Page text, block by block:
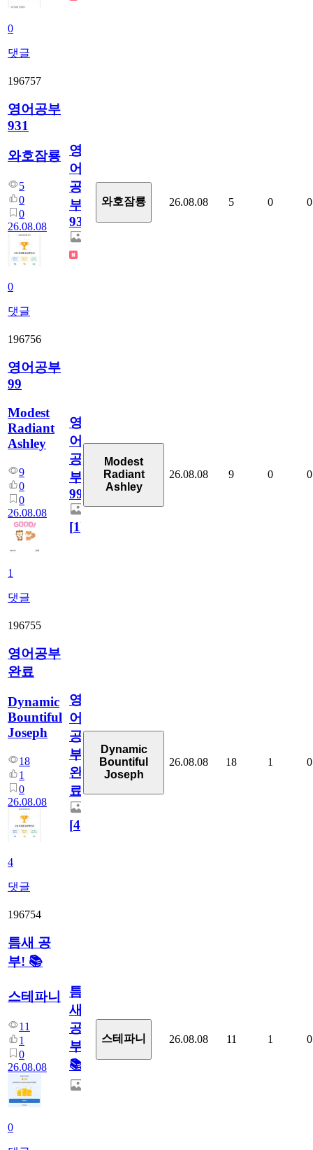
0
댓글
196757
영어공부
931
와호잠룡
5
0
0
26.08.08
0
댓글
영
어
공
부
931
와호잠룡 26.08.08 5 0 0
196756
영어공부
99
Modest
Radiant
Ashley
9
0
0
26.08.08
1
댓글
영
어
공
부
99
[1]
Modest
Radiant
Ashley
26.08.08 9 0 0
196755
영어공부
완료
Dynamic
Bountiful
Joseph
18
1
0
26.08.08
4
댓글
영
어
공
부
완
료
[4]
Dynamic
Bountiful
Joseph
26.08.08 18 1 0
196754
틈새 공
부! 📚
스테파니
11
1
0
26.08.08
0
틈
새
공
부!
📚
스테파니 26.08.08 11 1 0